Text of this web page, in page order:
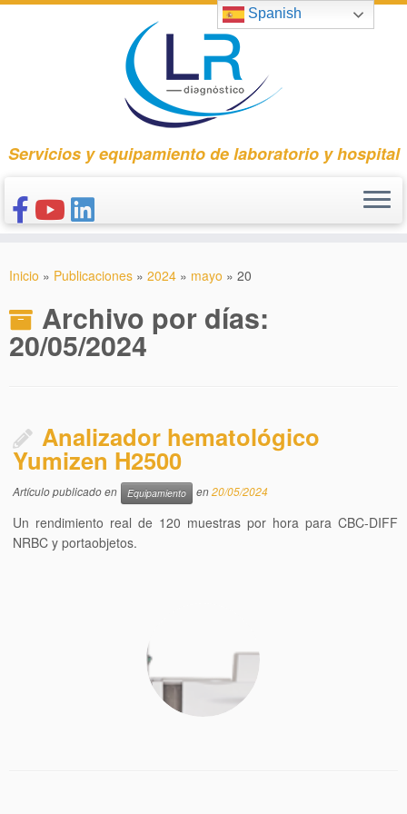
Saltar
Servicios y equipamiento de laboratorio y hospital
CONÓCENOS
NUESTROS PRODUCTOS
PUBLICACIONES
Inicio » Publicaciones » 2024 » mayo » 20
Archivo por días:
20/05/2024
Analizador hematológico
Yumizen H2500
Artículo publicado en Equipamiento en20/05/2024
Un rendimiento real de 120 muestras por hora para CBC-DIFF
NRBC y portaobjetos.
Spanish